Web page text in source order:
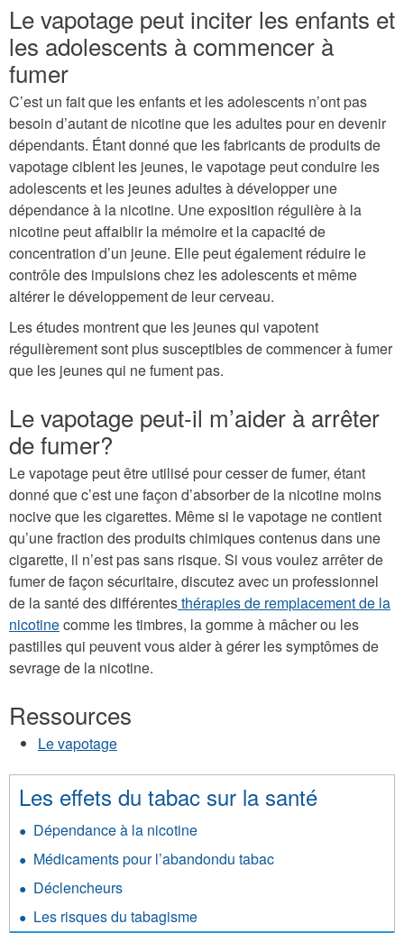
Le vapotage peut inciter les enfants et
les adolescents à commencer à
fumer
C’est un fait que les enfants et les adolescents n’ont pas
besoin d’autant de nicotine que les adultes pour en devenir
dépendants. Étant donné que les fabricants de produits de
vapotage ciblent les jeunes, le vapotage peut conduire les
adolescents et les jeunes adultes à développer une
dépendance à la nicotine. Une exposition régulière à la
nicotine peut affaiblir la mémoire et la capacité de
concentration d’un jeune. Elle peut également réduire le
contrôle des impulsions chez les adolescents et même
altérer le développement de leur cerveau.
Les études montrent que les jeunes qui vapotent
régulièrement sont plus susceptibles de commencer à fumer
que les jeunes qui ne fument pas.
Le vapotage peut-il m’aider à arrêter
de fumer?
Le vapotage peut être utilisé pour cesser de fumer, étant
donné que c’est une façon d’absorber de la nicotine moins
nocive que les cigarettes. Même si le vapotage ne contient
qu’une fraction des produits chimiques contenus dans une
cigarette, il n’est pas sans risque. Si vous voulez arrêter de
fumer de façon sécuritaire, discutez avec un professionnel
de la santé des différentesthérapies de remplacement de la
nicotinecomme les timbres, la gomme à mâcher ou les
pastilles qui peuvent vous aider à gérer les symptômes de
sevrage de la nicotine.
Ressources
Le vapotage
Les effets du tabac sur la santé
Dépendance à la nicotine
Médicaments pour l’abandondu tabac
Déclencheurs
Les risques du tabagisme